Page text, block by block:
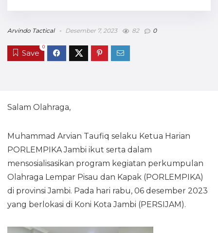
Arvindo Tactical Desember 7, 2023 82 0
Save
0
Salam Olahraga,
Muhammad Arvian Taufiq selaku Ketua Harian
PORLEMPIKA Jambi ikut serta dalam
mensosialisasikan program kegiatan perkumpulan
Olahraga Lempar Pisau dan Kapak (PORLEMPIKA)
di provinsi Jambi. Pada hari rabu, 06 desember 2023
yang berlokasi di Koni Kota Jambi (PERSIJAM).